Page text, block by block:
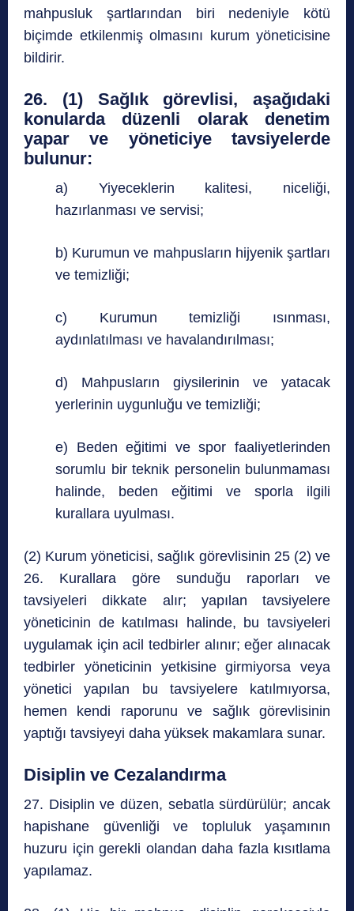
mahpusluk şartlarından biri nedeniyle kötü
biçimde etkilenmiş olmasını kurum yöneticisine
bildirir.
26. (1) Sağlık görevlisi, aşağıdaki
konularda düzenli olarak denetim
yapar ve yöneticiye tavsiyelerde
bulunur:
a) Yiyeceklerin kalitesi, niceliği,
hazırlanması ve servisi;
b) Kurumun ve mahpusların hijyenik şartları
ve temizliği;
c) Kurumun temizliği ısınması,
aydınlatılması ve havalandırılması;
d) Mahpusların giysilerinin ve yatacak
yerlerinin uygunluğu ve temizliği;
e) Beden eğitimi ve spor faaliyetlerinden
sorumlu bir teknik personelin bulunmaması
halinde, beden eğitimi ve sporla ilgili
kurallara uyulması.
(2) Kurum yöneticisi, sağlık görevlisinin 25 (2) ve
26. Kurallara göre sunduğu raporları ve
tavsiyeleri dikkate alır; yapılan tavsiyelere
yöneticinin de katılması halinde, bu tavsiyeleri
uygulamak için acil tedbirler alınır; eğer alınacak
tedbirler yöneticinin yetkisine girmiyorsa veya
yönetici yapılan bu tavsiyelere katılmıyorsa,
hemen kendi raporunu ve sağlık görevlisinin
yaptığı tavsiyeyi daha yüksek makamlara sunar.
Disiplin ve Cezalandırma
27. Disiplin ve düzen, sebatla sürdürülür; ancak
hapishane güvenliği ve topluluk yaşamının
huzuru için gerekli olandan daha fazla kısıtlama
yapılamaz.